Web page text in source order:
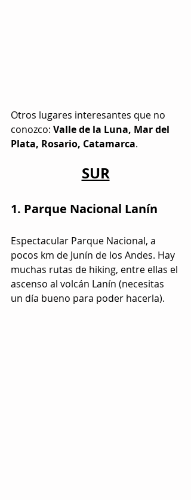
Otros lugares interesantes que no
conozco: Valle de la Luna, Mar del
Plata, Rosario, Catamarca.
SUR
1. Parque Nacional Lanín
Espectacular Parque Nacional, a
pocos km de Junín de los Andes. Hay
muchas rutas de hiking, entre ellas el
ascenso al volcán Lanín (necesitas
un día bueno para poder hacerla).